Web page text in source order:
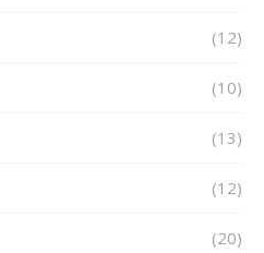
(12)
(10)
(13)
(12)
(20)